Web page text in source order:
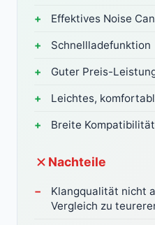
Effektives Noise
Schnellladefunktion
Guter Preis-
Leichtes,
Breite
Nachteile
Klangqualität nicht
Vergleich zu